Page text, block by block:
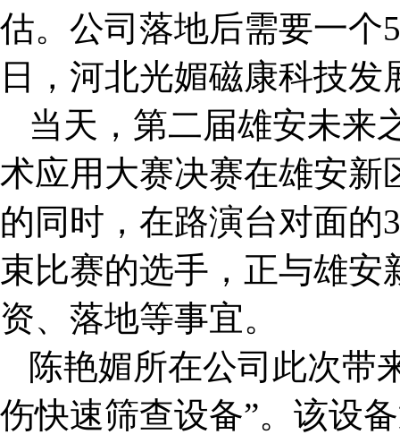
估。公司落地后需要一个
日，河北光媚磁康科技
当天，第二届雄安未来
术应用大赛决赛在雄安新
的同时，在路演台对面的
束比赛的选手，正与雄
资、落地等事宜。
陈艳媚所在公司此次带
伤快速筛查设备”。该设